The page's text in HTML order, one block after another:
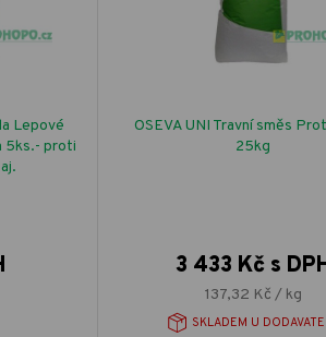
Lepové
5ks.- proti
OSEVA UNI Travní směs
25kg
3 433 Kč s
137,32 Kč / kg
SKLADEM U